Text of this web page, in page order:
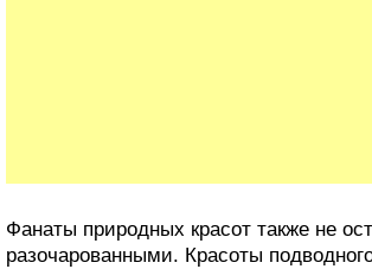
Фанаты природных красот также не
разочарованными. Красоты